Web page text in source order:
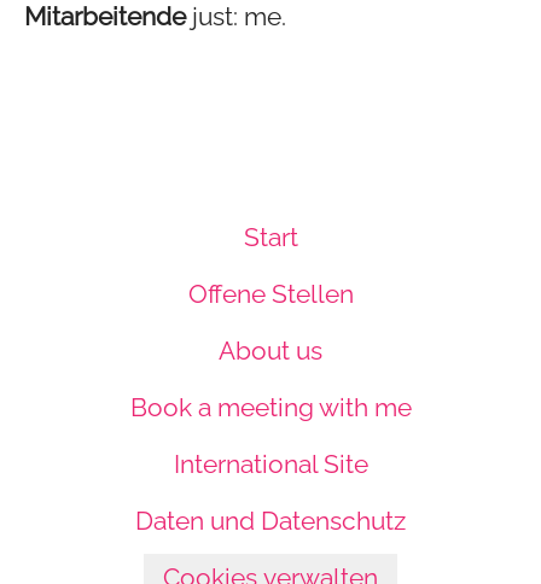
Mitarbeitende just: me.
Start
Offene Stellen
About us
Book a meeting with me
International Site
Daten und Datenschutz
Cookies verwalten